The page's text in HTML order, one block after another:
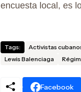
encuesta local, es
Tags: Activistas
Lewis Balenciaga
Facebook